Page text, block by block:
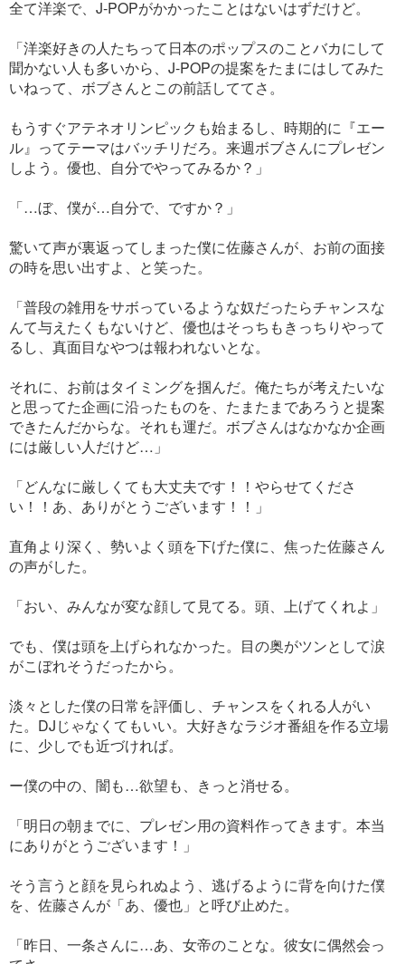
全て洋楽で、J-POPがかかったことはないはずだけど。
「洋楽好きの人たちって日本のポップスのことバカにして
聞かない人も多いから、J-POPの提案をたまにはしてみた
いねって、ボブさんとこの前話しててさ。
もうすぐアテネオリンピックも始まるし、時期的に『エー
ル』ってテーマはバッチリだろ。来週ボブさんにプレゼン
しよう。優也、自分でやってみるか？」
「…ぼ、僕が…自分で、ですか？」
驚いて声が裏返ってしまった僕に佐藤さんが、お前の面接
の時を思い出すよ、と笑った。
「普段の雑用をサボっているような奴だったらチャンスな
んて与えたくもないけど、優也はそっちもきっちりやって
るし、真面目なやつは報われないとな。
それに、お前はタイミングを掴んだ。俺たちが考えたいな
と思ってた企画に沿ったものを、たまたまであろうと提案
できたんだからな。それも運だ。ボブさんはなかなか企画
には厳しい人だけど…」
「どんなに厳しくても大丈夫です！！やらせてくださ
い！！あ、ありがとうございます！！」
直角より深く、勢いよく頭を下げた僕に、焦った佐藤さん
の声がした。
「おい、みんなが変な顔して見てる。頭、上げてくれよ」
でも、僕は頭を上げられなかった。目の奥がツンとして涙
がこぼれそうだったから。
淡々とした僕の日常を評価し、チャンスをくれる人がい
た。DJじゃなくてもいい。大好きなラジオ番組を作る立場
に、少しでも近づければ。
ー僕の中の、闇も…欲望も、きっと消せる。
「明日の朝までに、プレゼン用の資料作ってきます。本当
にありがとうございます！」
そう言うと顔を見られぬよう、逃げるように背を向けた僕
を、佐藤さんが「あ、優也」と呼び止めた。
「昨日、一条さんに…あ、女帝のことな。彼女に偶然会っ